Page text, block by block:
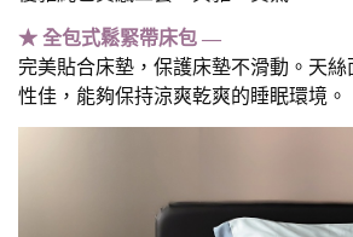
★ 全包式鬆緊帶床包 —
完美貼合床墊，保護床墊不滑動。天
性佳，能夠保持涼爽乾爽的睡眠環境。